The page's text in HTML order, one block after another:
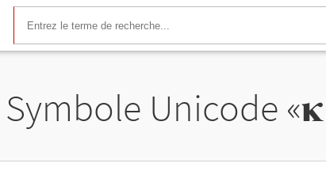
Symbole Unicode «𝛋